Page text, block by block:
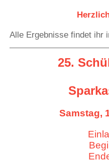
Alle Ergebnisse findet ihr
25.
Samstag,